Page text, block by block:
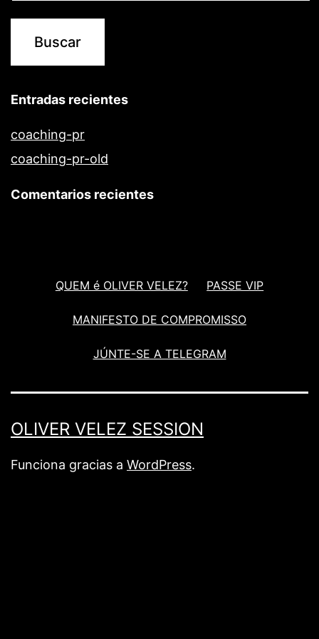
Entradas recientes
coaching-pr
coaching-pr-old
Comentarios recientes
QUEM é OLIVER VELEZ? PASSE VIP
MANIFESTO DE COMPROMISSO
JÚNTE-SE A TELEGRAM
OLIVER VELEZ SESSION
Funciona gracias a WordPress.